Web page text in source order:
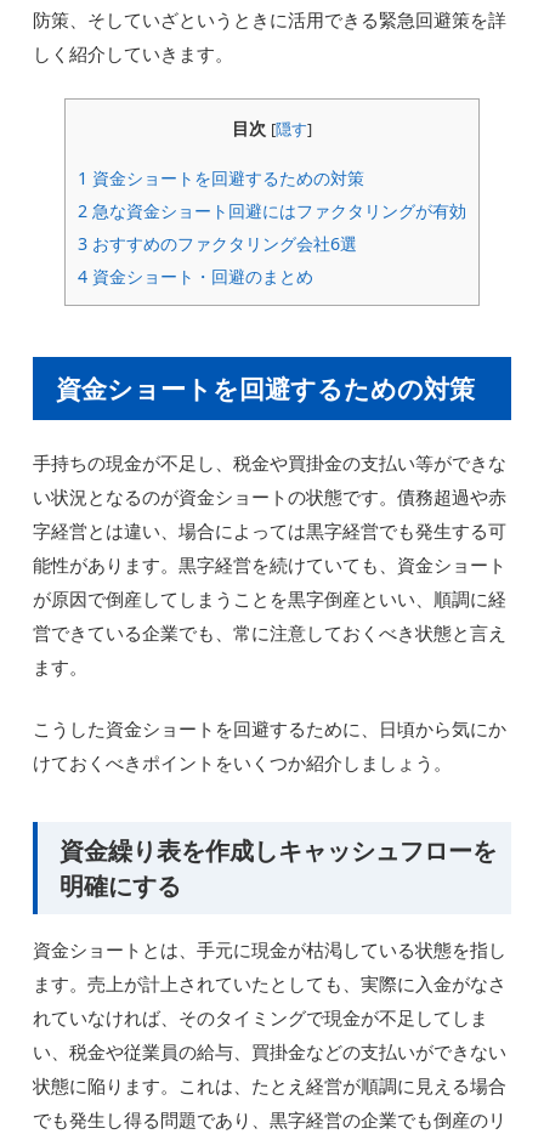
防策、そしていざというときに活用できる緊急回避策を詳
しく紹介していきます。
目次 [隠す]
1 資金ショートを回避するための対策
2 急な資金ショート回避にはファクタリングが有効
3 おすすめのファクタリング会社6選
4 資金ショート・回避のまとめ
資金ショートを回避するための対策
手持ちの現金が不足し、税金や買掛金の支払い等ができな
い状況となるのが資金ショートの状態です。債務超過や赤
字経営とは違い、場合によっては黒字経営でも発生する可
能性があります。黒字経営を続けていても、資金ショート
が原因で倒産してしまうことを黒字倒産といい、順調に経
営できている企業でも、常に注意しておくべき状態と言え
ます。
こうした資金ショートを回避するために、日頃から気にか
けておくべきポイントをいくつか紹介しましょう。
資金繰り表を作成しキャッシュフローを
明確にする
資金ショートとは、手元に現金が枯渇している状態を指し
ます。売上が計上されていたとしても、実際に入金がなさ
れていなければ、そのタイミングで現金が不足してしま
い、税金や従業員の給与、買掛金などの支払いができない
状態に陥ります。これは、たとえ経営が順調に見える場合
でも発生し得る問題であり、黒字経営の企業でも倒産のリ